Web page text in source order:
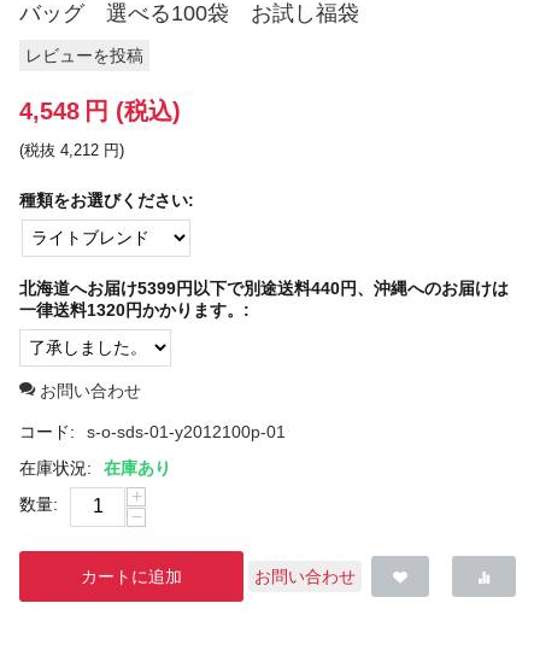
バッグ 選べる100袋 お試し福袋
レビューを投稿
4,548 円 (税込)
(税抜 4,212 円)
種類をお選びください:
北海道へお届け5399円以下で別途送料440円、沖縄へのお届けは
一律送料1320円かかります。:
お問い合わせ
コード:
s-o-sds-01-y2012100p-01
在庫状況:
在庫あり
数量:
+
−
カートに追加 お問い合わせ